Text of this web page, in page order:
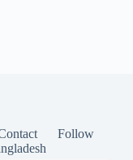
Follow